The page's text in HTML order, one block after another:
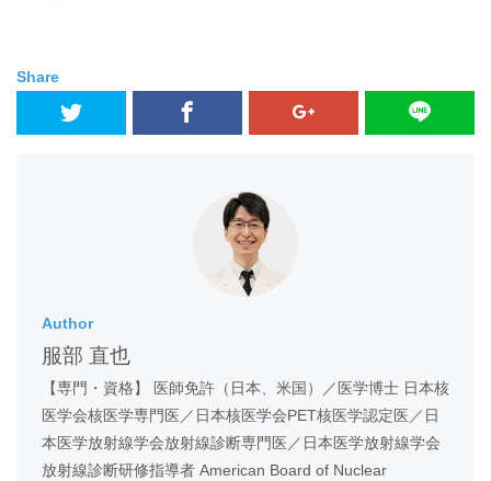
Share
Author
服部 直也
【専門・資格】 医師免許（日本、米国）／医学博士 日本核
医学会核医学専門医／日本核医学会PET核医学認定医／日
本医学放射線学会放射線診断専門医／日本医学放射線学会
放射線診断研修指導者 American Board of Nuclear